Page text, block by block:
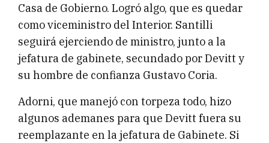
Casa de Gobierno. Logró algo, que es quedar
como viceministro del Interior. Santilli
seguirá ejerciendo de ministro, junto a la
jefatura de gabinete, secundado por Devitt y
su hombre de confianza Gustavo Coria.
Adorni, que manejó con torpeza todo, hizo
algunos ademanes para que Devitt fuera su
reemplazante en la jefatura de Gabinete. Si